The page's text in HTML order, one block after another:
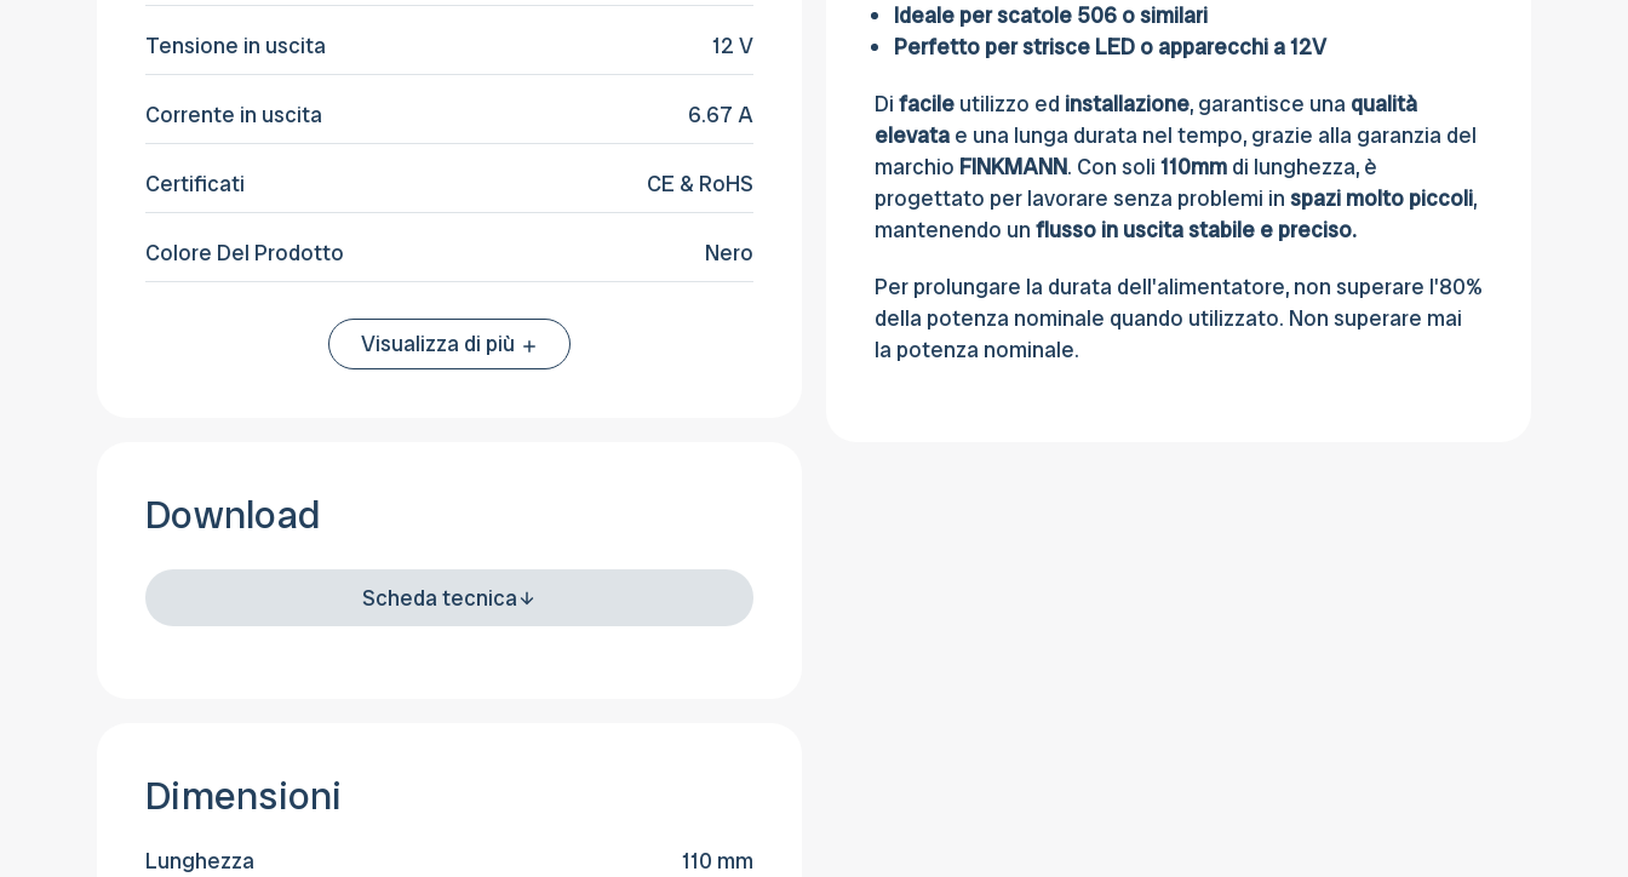
Tensione in uscita 12 V
Corrente in uscita 6.67 A
Certificati CE & RoHS
Colore Del Prodotto Nero
Visualizza di più
Download
Scheda tecnica
Dimensioni
Lunghezza 110 mm
Ideale per scatole 506 o similari
Perfetto per strisce LED o apparecchi a 12V
Di facile utilizzo ed installazione, garantisce una qualità
elevata e una lunga durata nel tempo, grazie alla garanzia del
marchio FINKMANN. Con soli 110mm di lunghezza, è
progettato per lavorare senza problemi in spazi molto piccoli,
mantenendo un flusso in uscita stabile e preciso.
Per prolungare la durata dell'alimentatore, non superare l'80%
della potenza nominale quando utilizzato. Non superare mai
la potenza nominale.